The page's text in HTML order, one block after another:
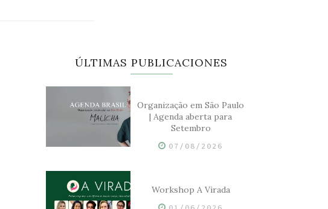
ÚLTIMAS PUBLICACIONES
Organização em São Paulo
| Agenda aberta para
Setembro
07/08/2026
Workshop A Virada